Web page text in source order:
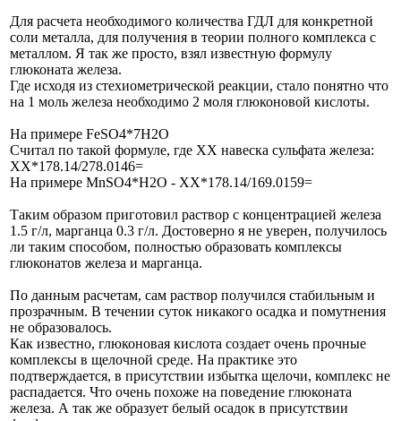
Для расчета необходимого количества ГДЛ для конкретной
соли металла, для получения в теории полного комплекса с
металлом. Я так же просто, взял известную формулу
глюконата железа.
Где исходя из стехиометрической реакции, стало понятно что
на 1 моль железа необходимо 2 моля глюконовой кислоты.
На примере FeSO4*7Н2О
Считал по такой формуле, где ХХ навеска сульфата железа:
ХХ*178.14/278.0146=
На примере MnSO4*H2O - ХХ*178.14/169.0159=
Таким образом приготовил раствор с концентрацией железа
1.5 г/л, марганца 0.3 г/л. Достоверно я не уверен, получилось
ли таким способом, полностью образовать комплексы
глюконатов железа и марганца.
По данным расчетам, сам раствор получился стабильным и
прозрачным. В течении суток никакого осадка и помутнения
не образовалось.
Как известно, глюконовая кислота создает очень прочные
комплексы в щелочной среде. На практике это
подтверждается, в присутствии избытка щелочи, комплекс не
распадается. Что очень похоже на поведение глюконата
железа. А так же образует белый осадок в присутствии